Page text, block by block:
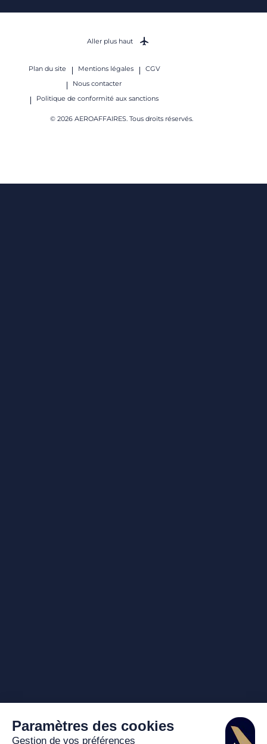
Plan du site Mentions légales
CGV
Nous contacter
Politique de conformité aux sanctions
© 2026 AEROAFFAIRES. Tous droits réservés.
Aller plus haut
Paramètres des cookies
Gestion de vos préférences